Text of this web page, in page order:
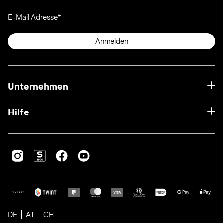
E-Mail Adresse
Anmelden
Unternehmen
Hilfe
DE AT CH